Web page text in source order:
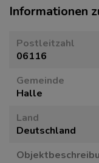
Informationen
Postleitzahl
06116
Gemeinde
Halle
Land
Deutschland